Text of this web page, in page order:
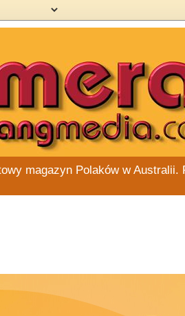
magazyn Polaków w